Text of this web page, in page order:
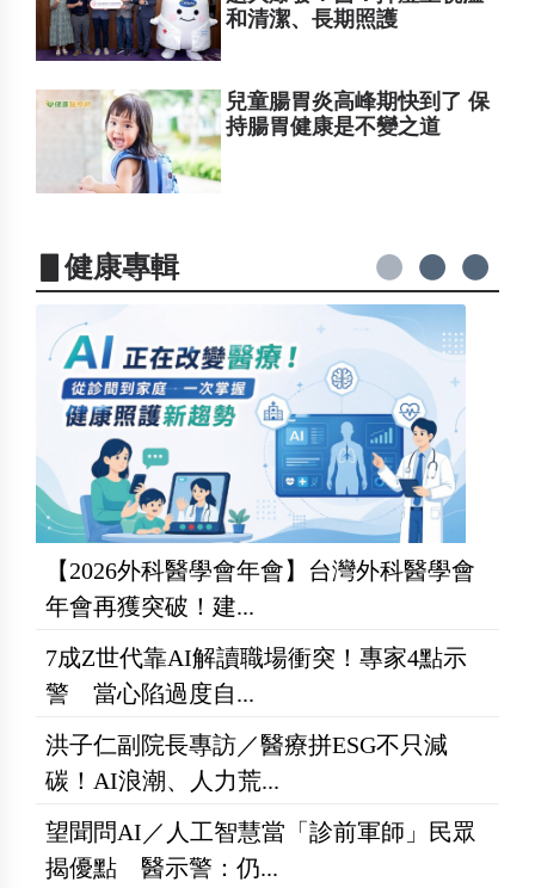
和清潔、長期照護
兒童腸胃炎高峰期快到了 保
持腸胃健康是不變之道
▋健康專輯
【2026外科醫學會年會】台灣外科醫學會
年會再獲突破！建...
7成Z世代靠AI解讀職場衝突！專家4點示
警 當心陷過度自...
洪子仁副院長專訪／醫療拼ESG不只減
碳！AI浪潮、人力荒...
望聞問AI／人工智慧當「診前軍師」民眾
揭優點 醫示警：仍...